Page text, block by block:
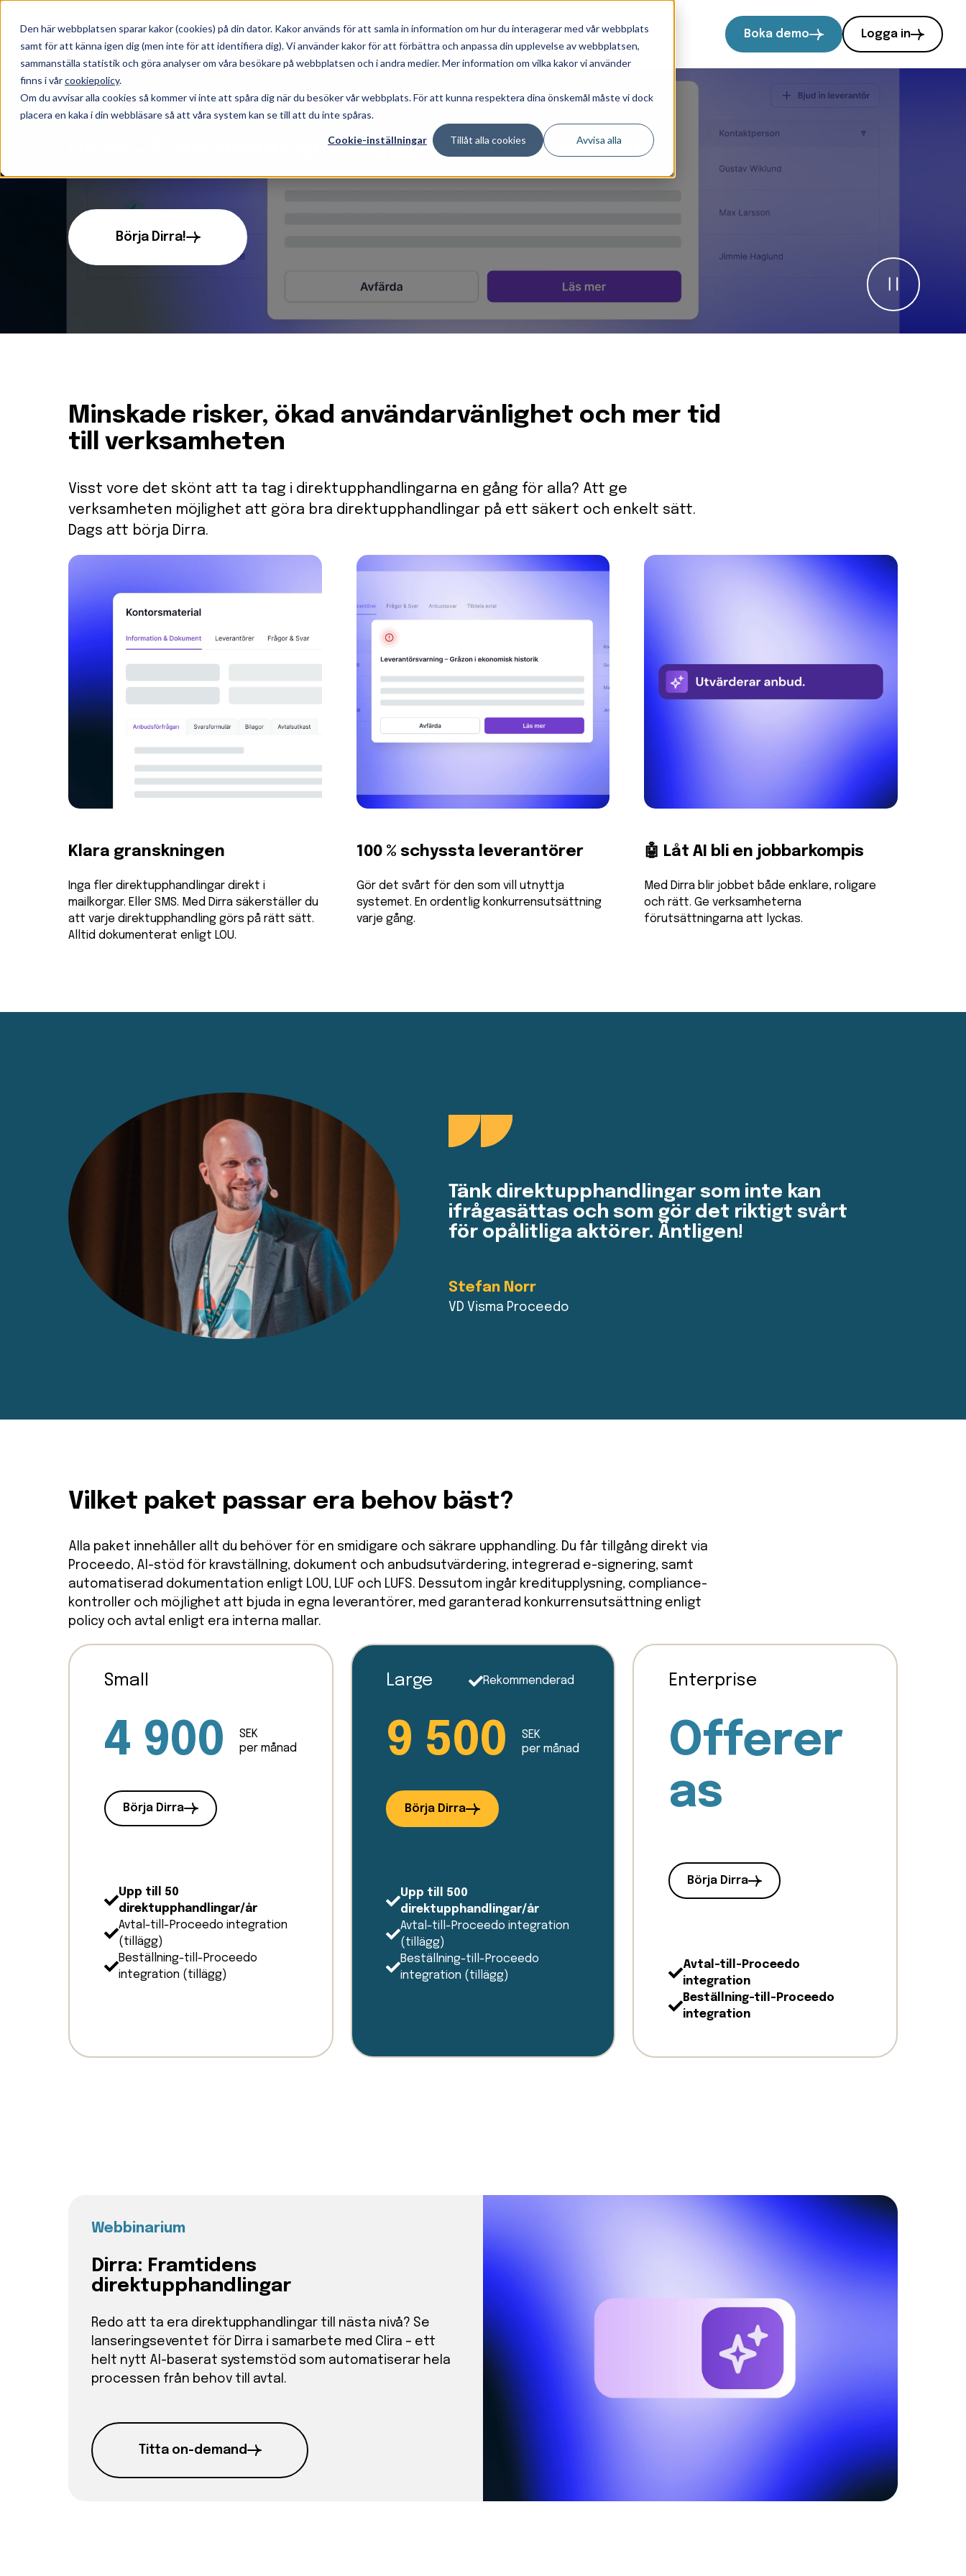
Den här webbplatsen sparar kakor (cookies) på din dator. Kakor används för att samla in information om hur du interagerar med vår webbplats
samt för att känna igen dig (men inte för att identifiera dig). Vi använder kakor för att förbättra och anpassa din upplevelse av webbplatsen,
sammanställa statistik och göra analyser om våra besökare på webbplatsen och i andra medier. Mer information om vilka kakor vi använder
finns i vårcookiepolicy.
Om du avvisar alla cookies så kommer vi inte att spåra dig när du besöker vår webbplats. För att kunna respektera dina önskemål måste vi dock
placera en kaka i din webbläsare så att våra system kan se till att du inte spåras.
Cookie-inställningar Tillåt alla cookies Avvisa alla
Lösningar Varför Proceedo? Resurser Kontakt Boka demo Logga in
Dirra - Framtidens direktupphandlingar med AI
Börja Dirra!
Pause
Minskade risker, ökad användarvänlighet och mer tid
till verksamheten
Visst vore det skönt att ta tag i direktupphandlingarna en gång för alla? Att ge
verksamheten möjlighet att göra bra direktupphandlingar på ett säkert och enkelt sätt.
Dags att börja Dirra.
Klara granskningen
Inga fler direktupphandlingar direkt i
mailkorgar. Eller SMS. Med Dirra säkerställer du
att varje direktupphandling görs på rätt sätt.
Alltid dokumenterat enligt LOU.
100 % schyssta leverantörer
Gör det svårt för den som vill utnyttja
systemet. En ordentlig konkurrensutsättning
varje gång.
🤖 Låt AI bli en jobbarkompis
Med Dirra blir jobbet både enklare, roligare
och rätt. Ge verksamheterna
förutsättningarna att lyckas.
Tänk direktupphandlingar som inte kan
ifrågasättas och som gör det riktigt svårt
för opålitliga aktörer. Äntligen!
Stefan Norr
VD Visma Proceedo
Vilket paket passar era behov bäst?
Alla paket innehåller allt du behöver för en smidigare och säkrare upphandling. Du får tillgång direkt via
Proceedo, AI-stöd för kravställning, dokument och anbudsutvärdering, integrerad e-signering, samt
automatiserad dokumentation enligt LOU, LUF och LUFS. Dessutom ingår kreditupplysning, compliance-
kontroller och möjlighet att bjuda in egna leverantörer, med garanterad konkurrensutsättning enligt
policy och avtal enligt era interna mallar.
Small
4 900
SEK
per månad
Börja Dirra
Upp till 50
direktupphandlingar/år
Avtal-till-Proceedo integration
(tillägg)
Beställning-till-Proceedo
integration (tillägg)
Large Rekommenderad
9 500
SEK
per månad
Börja Dirra
Upp till 500
direktupphandlingar/år
Avtal-till-Proceedo integration
(tillägg)
Beställning-till-Proceedo
integration (tillägg)
Enterprise
Offerer
as
Börja Dirra
Avtal-till-Proceedo
integration
Beställning-till-Proceedo
integration
Webbinarium
Dirra: Framtidens
direktupphandlingar
Redo att ta era direktupphandlingar till nästa nivå? Se
lanseringseventet för Dirra i samarbete med Clira – ett
helt nytt AI-baserat systemstöd som automatiserar hela
processen från behov till avtal.
Titta on-demand